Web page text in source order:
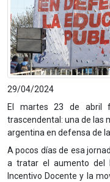
29/04/2024
El martes23 de abril
trascendental: una de las
argentina en defensa de
A pocos días de esa
a tratar el aumento del
Incentivo Docente y la